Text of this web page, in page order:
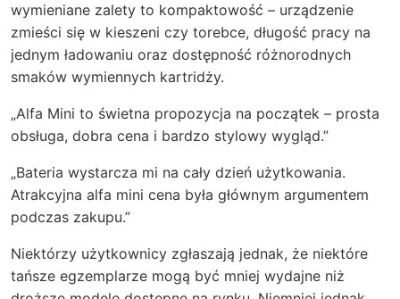
wymieniane zalety to kompaktowość – urządzenie
zmieści się w kieszeni czy torebce, długość pracy na
jednym ładowaniu oraz dostępność różnorodnych
smaków wymiennych kartridży.
„Alfa Mini to świetna propozycja na początek – prosta
obsługa, dobra cena i bardzo stylowy wygląd.”
„Bateria wystarcza mi na cały dzień użytkowania.
Atrakcyjna alfa mini cena była głównym argumentem
podczas zakupu.”
Niektórzy użytkownicy zgłaszają jednak, że niektóre
tańsze egzemplarze mogą być mniej wydajne niż